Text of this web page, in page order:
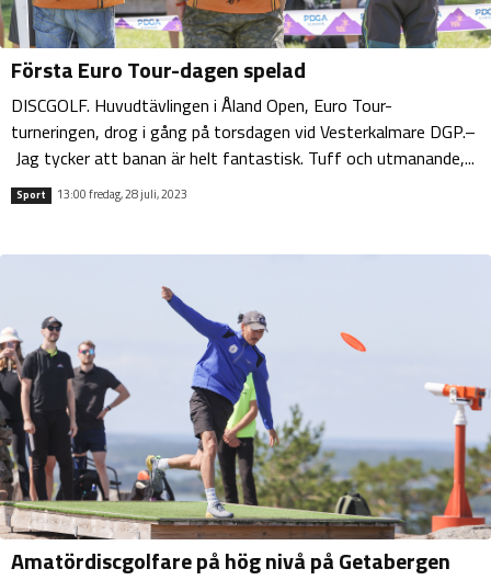
Första Euro Tour-dagen spelad
DISCGOLF. Huvudtävlingen i Åland Open, Euro Tour-
turneringen, drog i gång på torsdagen vid Vesterkalmare DGP.–
Jag tycker att banan är helt fantastisk. Tuff och utmanande,...
Sport 13:00 fredag, 28 juli, 2023
Amatördiscgolfare på hög nivå på Getabergen